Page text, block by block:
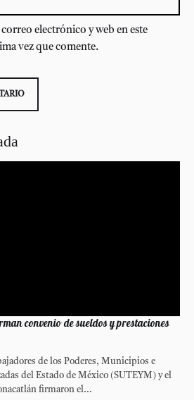
electrónico y web en este
vez que comente.
convenio de sueldos y prestaciones
de los Poderes, Municipios e
del Estado de México (SUTEYM) y el
firmaron el...